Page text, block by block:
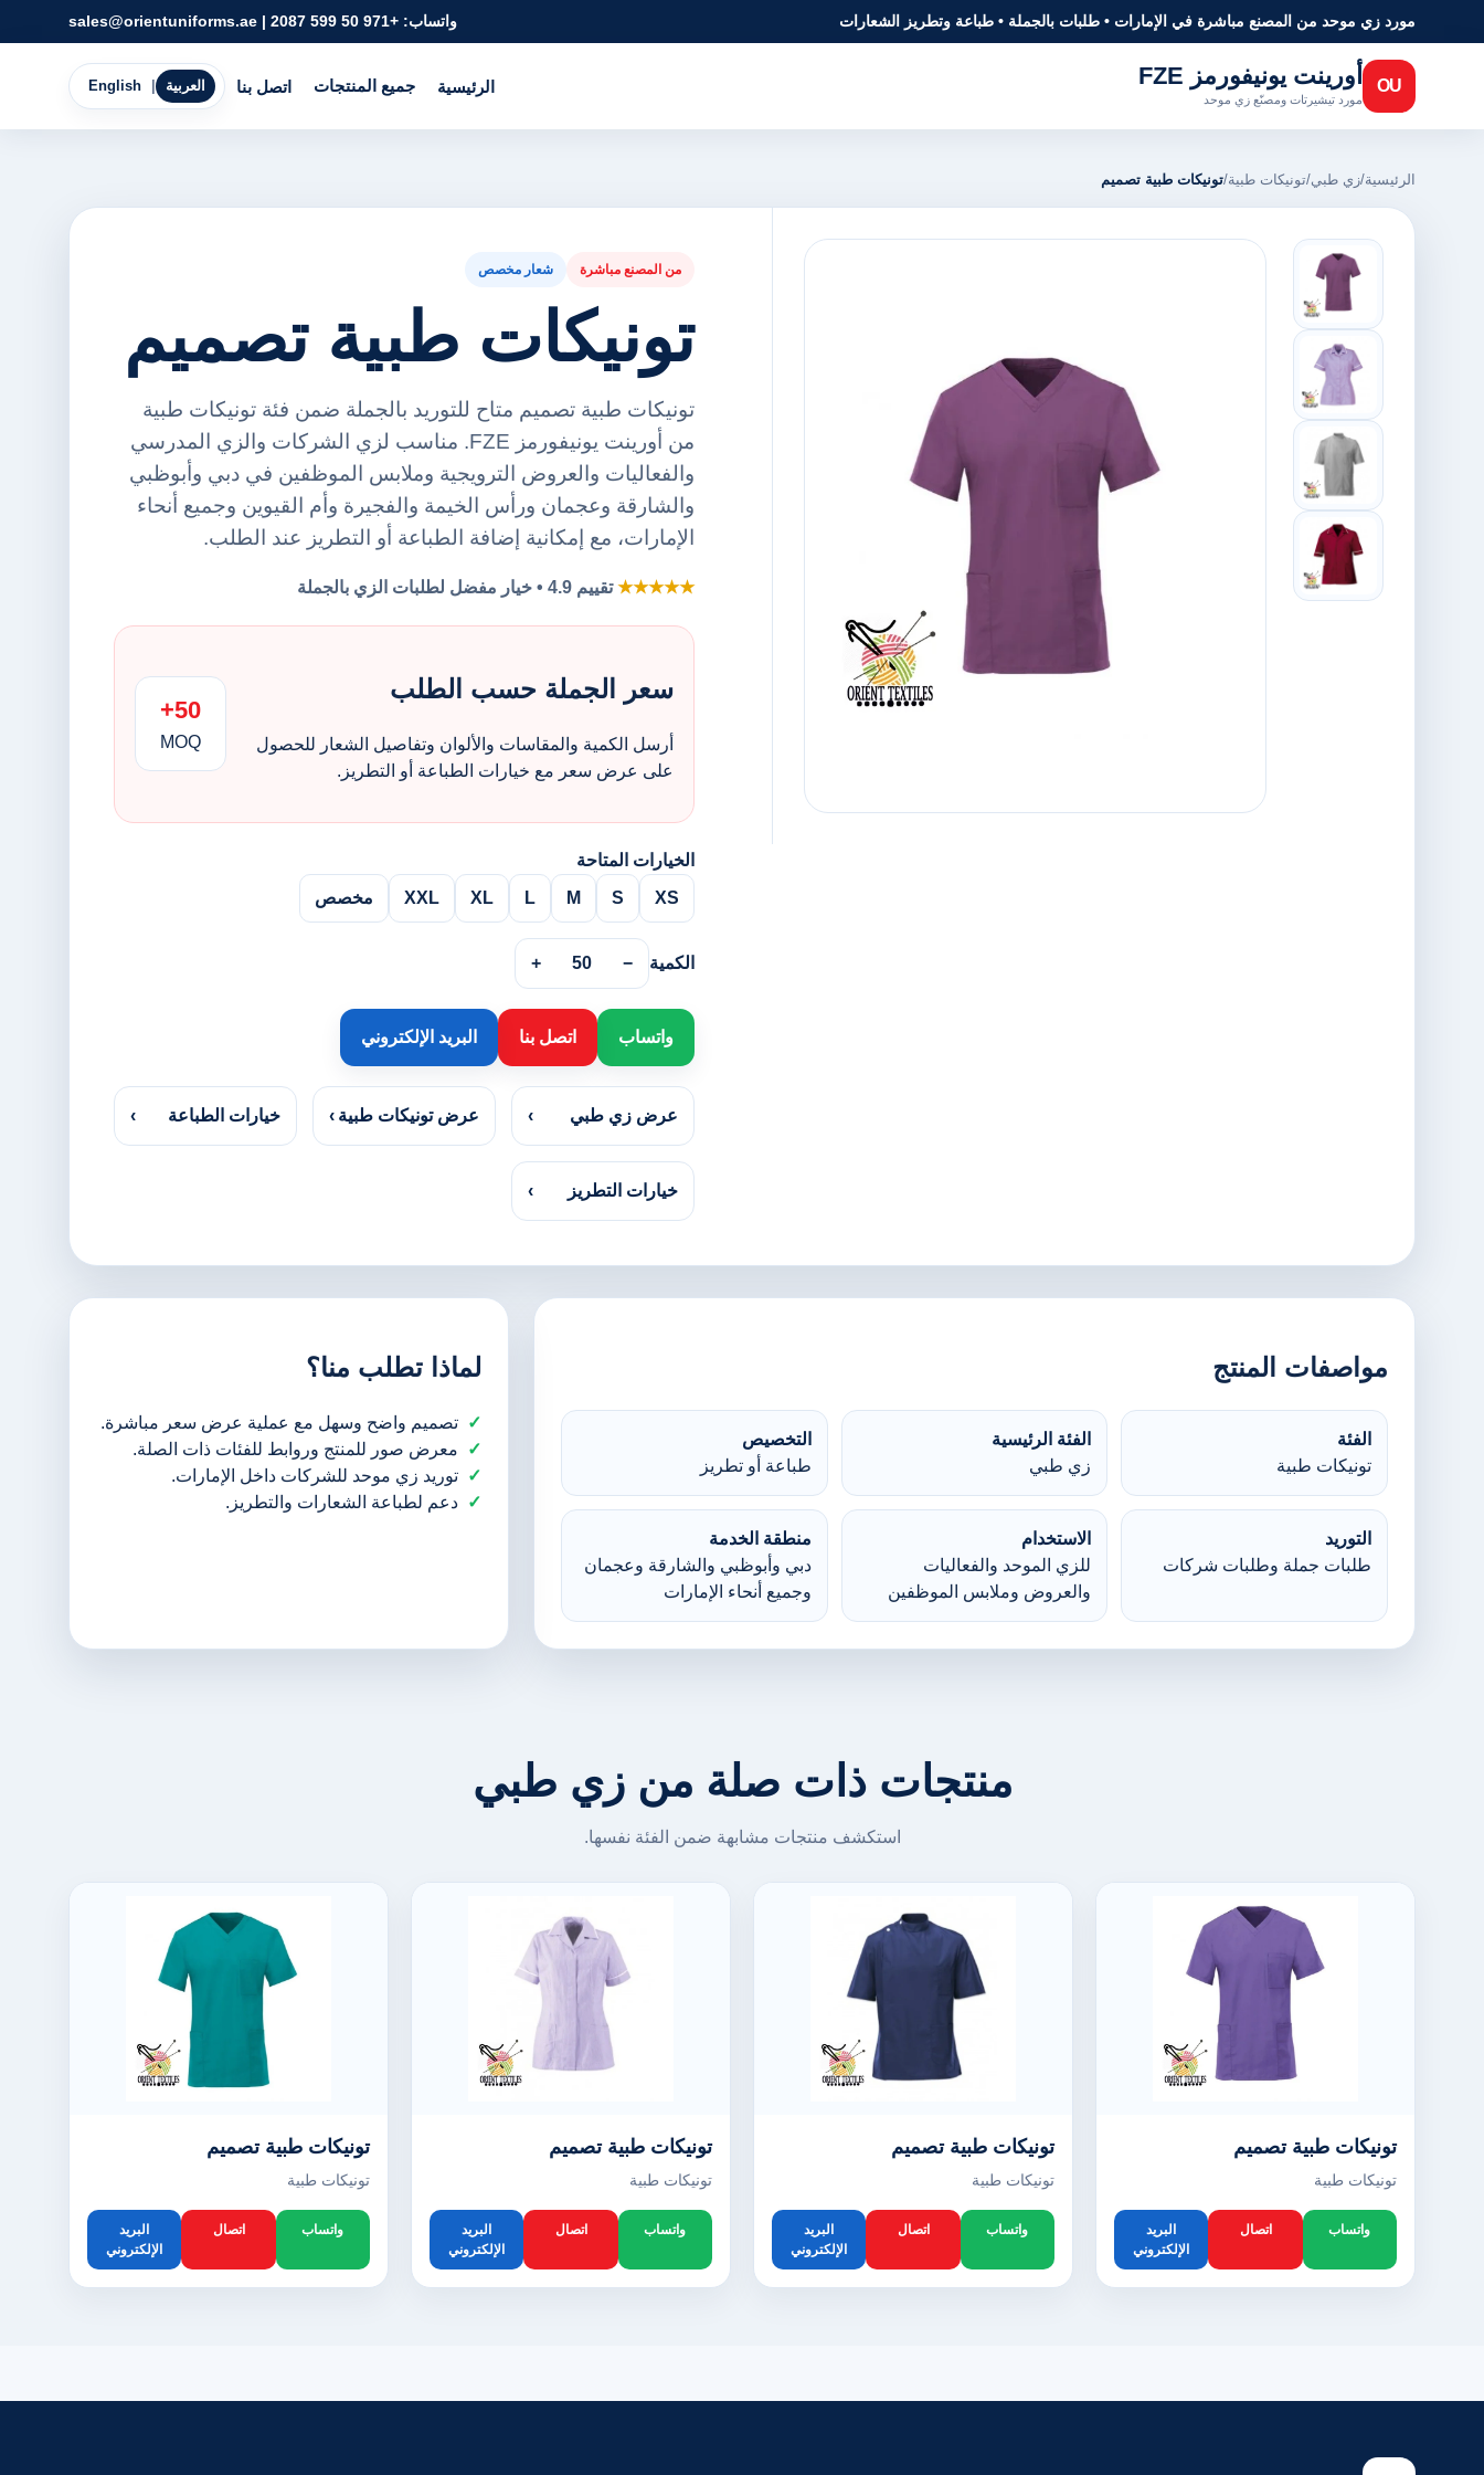
مورد زي موحد من المصنع مباشرة في الإمارات • طلبات بالجملة • طباعة وتطريز الشعارات واتساب: +971 50 599 2087
|
sales@orientuniforms.ae
OU أورينت يونيفورمز FZE
مورد تيشيرتات ومصنّع زي موحد
الرئيسية جميع المنتجات اتصل بنا English العربية
الرئيسية/زي طبي/تونيكات طبية/تونيكات طبية تصميم
من المصنع مباشرة شعار مخصص
تونيكات طبية تصميم
تونيكات طبية تصميم متاح للتوريد بالجملة ضمن فئة تونيكات طبية
من أورينت يونيفورمز FZE. مناسب لزي الشركات والزي المدرسي
والفعاليات والعروض الترويجية وملابس الموظفين في دبي وأبوظبي
والشارقة وعجمان ورأس الخيمة والفجيرة وأم القيوين وجميع أنحاء
الإمارات، مع إمكانية إضافة الطباعة أو التطريز عند الطلب.
★★★★★تقييم 4.9 • خيار مفضل لطلبات الزي بالجملة
سعر الجملة حسب الطلب
أرسل الكمية والمقاسات والألوان وتفاصيل الشعار للحصول
على عرض سعر مع خيارات الطباعة أو التطريز.
50+
MOQ
الخيارات المتاحة
XS
S
M
L
XL
XXL مخصص
الكمية −
50
+
واتساب اتصل بنا البريد الإلكتروني
عرض زي طبي › عرض تونيكات طبية › خيارات الطباعة ›
خيارات التطريز ›
مواصفات المنتج
الفئة
تونيكات طبية
الفئة الرئيسية
زي طبي
التخصيص
طباعة أو تطريز
التوريد
طلبات جملة وطلبات شركات
الاستخدام
للزي الموحد والفعاليات
والعروض وملابس الموظفين
منطقة الخدمة
دبي وأبوظبي والشارقة وعجمان
وجميع أنحاء الإمارات
لماذا تطلب منا؟
تصميم واضح وسهل مع عملية عرض سعر مباشرة.
معرض صور للمنتج وروابط للفئات ذات الصلة.
توريد زي موحد للشركات داخل الإمارات.
دعم لطباعة الشعارات والتطريز.
منتجات ذات صلة من زي طبي
استكشف منتجات مشابهة ضمن الفئة نفسها.
تونيكات طبية تصميم
تونيكات طبية
واتساب اتصال
البريد
الإلكتروني
تونيكات طبية تصميم
تونيكات طبية
واتساب اتصال
البريد
الإلكتروني
تونيكات طبية تصميم
تونيكات طبية
واتساب اتصال
البريد
الإلكتروني
تونيكات طبية تصميم
تونيكات طبية
واتساب اتصال
البريد
الإلكتروني